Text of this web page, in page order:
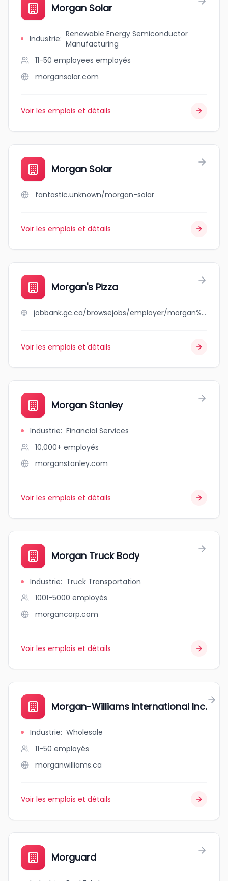
Morgan Solar
Industrie: Renewable Energy Semiconductor
Manufacturing
11-50 employees employés
morgansolar.com
Voir les emplois et détails
Morgan Solar
fantastic.unknown/morgan-solar
Voir les emplois et détails
Morgan's Pizza
jobbank.gc.ca/browsejobs/employer/morgan%27s+pizza/ca
Voir les emplois et détails
Morgan Stanley
Industrie: Financial Services
10,000+ employés
morganstanley.com
Voir les emplois et détails
Morgan Truck Body
Industrie: Truck Transportation
1001-5000 employés
morgancorp.com
Voir les emplois et détails
Morgan-Williams International Inc.
Industrie: Wholesale
11-50 employés
morganwilliams.ca
Voir les emplois et détails
Morguard